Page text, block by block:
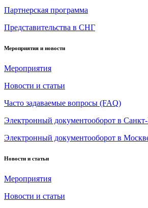
Партнерская программа
Представительства в СНГ
Мероприятия и новости
Мероприятия
Новости и статьи
Часто задаваемые вопросы (FAQ)
Электронный документооборот в Санкт-
Электронный документооборот в
Новости и статьи
Мероприятия
Новости и статьи